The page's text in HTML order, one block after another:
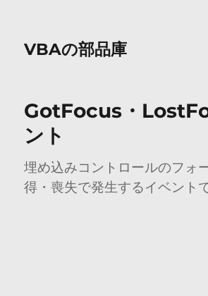
VBAの部品庫
GotFocus・
ント
埋め込みコントロールのフォ
得・喪失で発生するイベント